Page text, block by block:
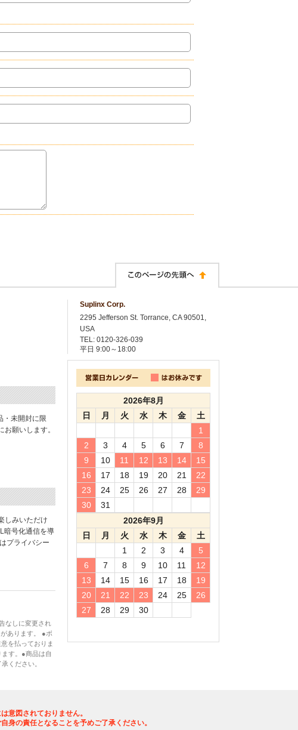
・未開封に限
願いします。
しみいただけ
暗号化通信を導
プライバシー
なしに変更され
あります。 ●ボ
を払っておりま
す。●商品は自
ください。
Suplinx Corp.
2295 Jefferson St. Torrance, CA 90501,
USA
TEL: 0120-326-039
平日 9:00～18:00
2026年8月
日
月 火 水 木 金
土
1
2
3 4 5 6 7
8
9
10 11 12 13 14
15
16
17 18 19 20 21
22
23
24 25 26 27 28
29
30
31
2026年9月
日
月 火 水 木 金
土
1
2 3 4
5
6
7 8 9 10 11
12
13
14 15 16 17 18
19
20
21 22 23 24 25
26
27
28 29 30
意図されておりません。
身の責任となることを予めご了承ください。